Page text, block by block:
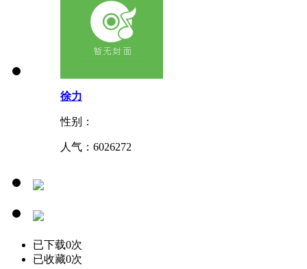
徐力
性别：
人气： 6026272
已下载0次
已收藏0次